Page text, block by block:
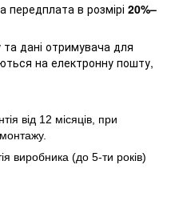
передплата в розмірі 20%–
дані отримувача для
на електронну пошту,
від 12 місяців, при
виробника (до 5-ти років)